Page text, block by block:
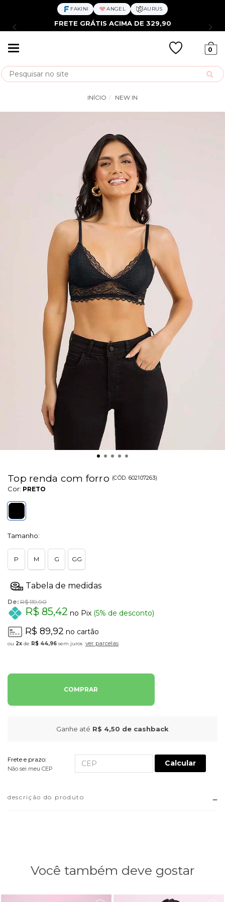
FAKINI ANGEL AURUS
FRETE GRÁTIS ACIMA DE 329,90
0
Busca
INÍCIO NEW IN
Top renda com forro (CÓD. 602107263)
Cor: PRETO
Tamanho:
P M G GG
De: R$ 119,90
R$ 85,42 no Pix (5% de desconto)
R$ 89,92 no cartão
2x de R$ 44,96 sem juros ver parcelas
COMPRAR
Ganhe até R$ 4,50 de cashback
Frete e prazo:
Não sei meu CEP
Calcular
descrição do produto
Você também deve gostar